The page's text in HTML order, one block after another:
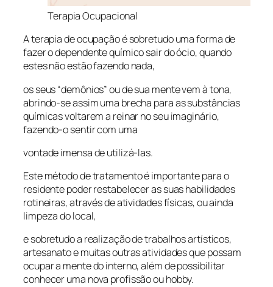
Terapia Ocupacional
A terapia de ocupação é sobretudo uma forma de
fazer o dependente químico sair do ócio, quando
estes não estão fazendo nada,
os seus “demônios” ou de sua mente vem à tona,
abrindo-se assim uma brecha para as substâncias
químicas voltarem a reinar no seu imaginário,
fazendo-o sentir com uma
vontade imensa de utilizá-las.
Este método de tratamento é importante para o
residente poder restabelecer as suas habilidades
rotineiras, através de atividades físicas, ou ainda
limpeza do local,
e sobretudo a realização de trabalhos artísticos,
artesanato e muitas outras atividades que possam
ocupar a mente do interno, além de possibilitar
conhecer uma nova profissão ou hobby.